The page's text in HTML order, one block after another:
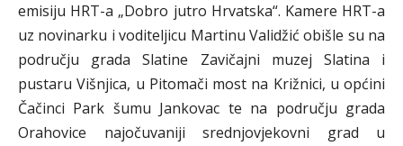
emisiju HRT-a „Dobro jutro Hrvatska“. Kamere HRT-a
uz novinarku i voditeljicu Martinu Validžić obišle su na
području grada Slatine Zavičajni muzej Slatina i
pustaru Višnjica, u Pitomači most na Križnici, u općini
Čačinci Park šumu Jankovac te na području grada
Orahovice najočuvaniji srednjovjekovni grad u